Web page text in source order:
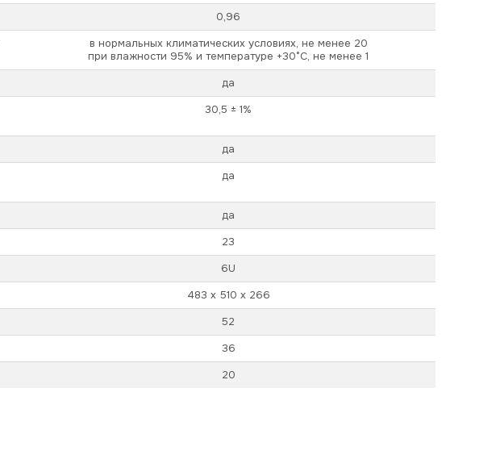
0,96
в нормальных климатических условиях, не менее 20
при влажности 95% и температуре +30°С, не менее 1
да
30,5 ± 1%
да
да
да
23
6U
483 х 510 х 266
52
36
20